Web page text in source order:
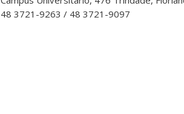
48 3721-9263 / 48 3721-9097